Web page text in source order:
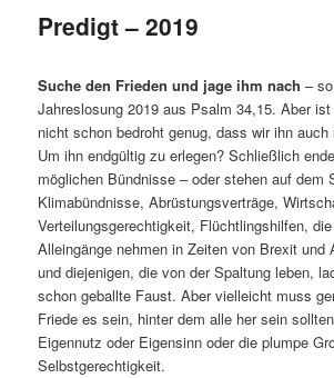
Predigt – 2019
Suche den Frieden und jage ihm nach –
Jahreslosung 2019 aus Psalm 34,15. Aber
nicht schon bedroht genug, dass wir ihn
Um ihn endgültig zu erlegen? Schließlich
möglichen Bündnisse – oder stehen auf dem
Klimabündnisse, Abrüstungsverträge,
Verteilungsgerechtigkeit, Flüchtlingshilfen,
Alleingänge nehmen in Zeiten von Brexit und
und diejenigen, die von der Spaltung leben,
schon geballte Faust. Aber vielleicht muss
Friede es sein, hinter dem alle her sein
Eigennutz oder Eigensinn oder die plumpe
Selbstgerechtigkeit.